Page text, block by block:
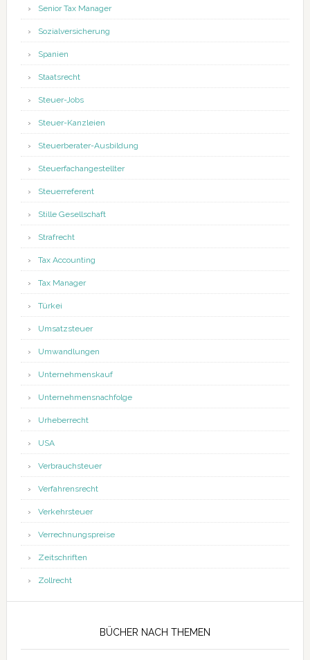
Senior Tax Manager
Sozialversicherung
Spanien
Staatsrecht
Steuer-Jobs
Steuer-Kanzleien
Steuerberater-Ausbildung
Steuerfachangestellter
Steuerreferent
Stille Gesellschaft
Strafrecht
Tax Accounting
Tax Manager
Türkei
Umsatzsteuer
Umwandlungen
Unternehmenskauf
Unternehmensnachfolge
Urheberrecht
USA
Verbrauchsteuer
Verfahrensrecht
Verkehrsteuer
Verrechnungspreise
Zeitschriften
Zollrecht
BÜCHER NACH THEMEN